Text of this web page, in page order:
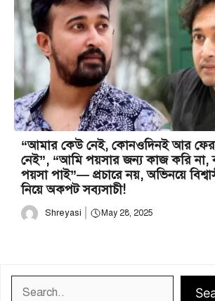
“আমার কেউ নেই, কোনওদিনই আর
নেই”, “আমি পয়সার জন্য কাজ করি না,
পয়সা পাই”— প্রচারে নয়, অভিনয়ে
নিয়ে অকপট সব্যসাচী!
Shreyasi May 28, 2025